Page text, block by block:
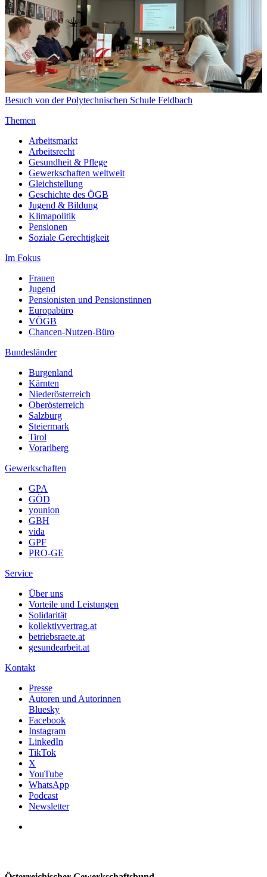
Besuch von der Polytechnischen Schule Feldbach
Themen
Arbeitsmarkt
Arbeitsrecht
Gesundheit & Pflege
Gewerkschaften weltweit
Gleichstellung
Geschichte des ÖGB
Jugend & Bildung
Klimapolitik
Pensionen
Soziale Gerechtigkeit
Im Fokus
Frauen
Jugend
Pensionisten und Pensionstinnen
Europabüro
VÖGB
Chancen-Nutzen-Büro
Bundesländer
Burgenland
Kärnten
Niederösterreich
Oberösterreich
Salzburg
Steiermark
Tirol
Vorarlberg
Gewerkschaften
GPA
GÖD
younion
GBH
vida
GPF
PRO-GE
Service
Über uns
Vorteile und Leistungen
Solidarität
kollektivvertrag.at
betriebsraete.at
gesundearbeit.at
Kontakt
Presse
Autoren und Autorinnen
Bluesky
Facebook
Instagram
LinkedIn
TikTok
X
YouTube
WhatsApp
Podcast
Newsletter